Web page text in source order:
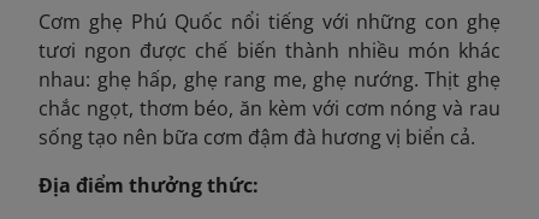
Cơm ghẹ Phú Quốc nổi tiếng với những con ghẹ
tươi ngon được chế biến thành nhiều món khác
nhau: ghẹ hấp, ghẹ rang me, ghẹ nướng. Thịt ghẹ
chắc ngọt, thơm béo, ăn kèm với cơm nóng và rau
sống tạo nên bữa cơm đậm đà hương vị biển cả.
Địa điểm thưởng thức: